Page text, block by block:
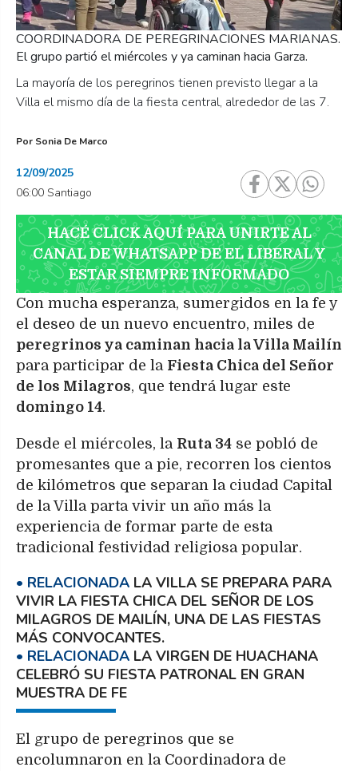
La mayoría de los peregrinos tienen previsto llegar a la
Villa el mismo día de la fiesta central, alrededor de las 7.
COORDINADORA DE PEREGRINACIONES MARIANAS.
El grupo partió el miércoles y ya caminan hacia Garza.
Por Sonia De Marco
12/09/2025
06:00 Santiago
HACÉ CLICK AQUÍ PARA UNIRTE AL
CANAL DE WHATSAPP DE EL LIBERAL Y
ESTAR SIEMPRE INFORMADO
Con mucha esperanza, sumergidos en la fe y
el deseo de un nuevo encuentro, miles de
peregrinos ya caminan hacia la Villa Mailín
para participar de la Fiesta Chica del Señor
de los Milagros, que tendrá lugar este
domingo 14.
Desde el miércoles, la Ruta 34 se pobló de
promesantes que a pie, recorren los cientos
de kilómetros que separan la ciudad Capital
de la Villa parta vivir un año más la
experiencia de formar parte de esta
tradicional festividad religiosa popular.
LA VILLA SE PREPARA PARA
VIVIR LA FIESTA CHICA DEL SEÑOR DE LOS
MILAGROS DE MAILÍN, UNA DE LAS FIESTAS
MÁS CONVOCANTES.
LA VIRGEN DE HUACHANA
CELEBRÓ SU FIESTA PATRONAL EN GRAN
MUESTRA DE FE
El grupo de peregrinos que se
encolumnaron en la Coordinadora de